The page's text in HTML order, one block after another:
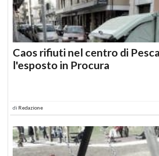
Caos rifiuti nel centro di
l'esposto in Procura
di Redazione